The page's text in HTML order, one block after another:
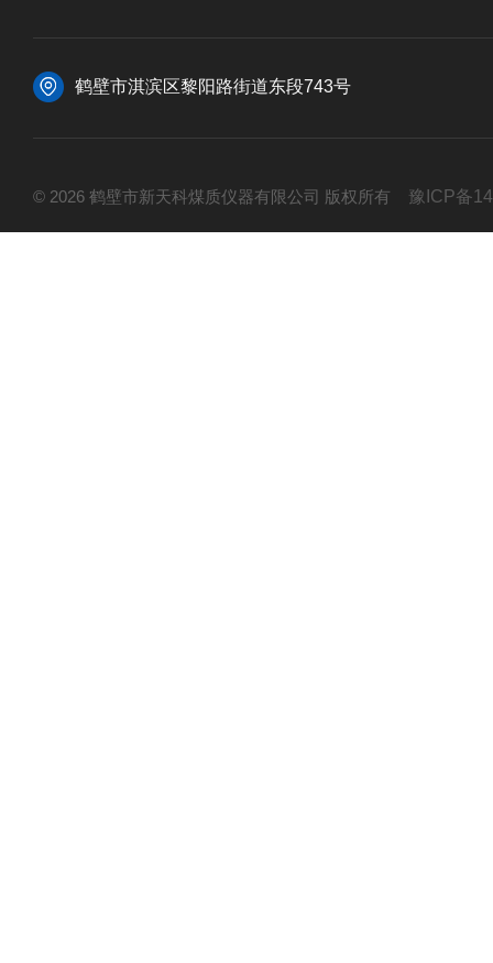
鹤壁市淇滨区黎阳路街道东段743号
© 2026 鹤壁市新天科煤质仪器有限公司 版权所有 豫ICP备